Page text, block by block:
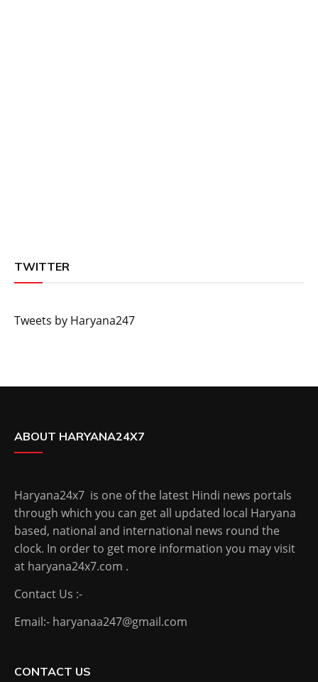
TWITTER
Tweets by Haryana247
ABOUT HARYANA24X7
Haryana24x7 is one of the latest Hindi news portals
through which you can get all updated local Haryana
based, national and international news round the
clock. In order to get more information you may visit
at haryana24x7.com .
Contact Us :-
Email:- haryanaa247@gmail.com
CONTACT US